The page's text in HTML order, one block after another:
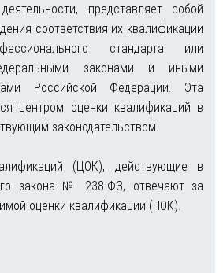
представляет собой
соответствия их квалификации
стандарта или
законами и иными
Российской Федерации. Эта
центром оценки квалификаций в
законодательством.
(ЦОК), действующие в
закона № 238-ФЗ, отвечают за
оценки квалификации (НОК).